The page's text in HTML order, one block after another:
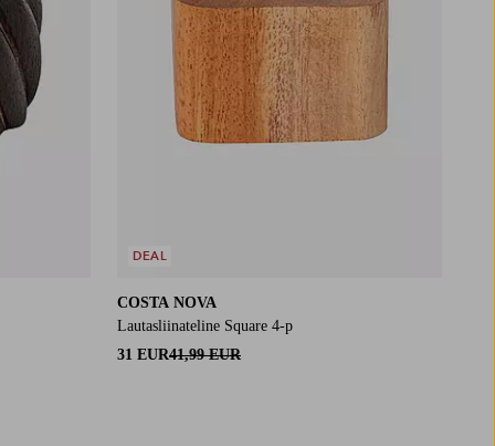
COSTA NOVA
Lautasliinateline Square 4-p
31 EUR41,99 EUR
DEAL